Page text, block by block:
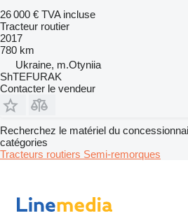
26 000 € TVA incluse
Tracteur routier
2017
780 km
Ukraine, m.Otyniia
ShTEFURAK
Contacter le vendeur
Recherchez le matériel du
catégories
Tracteurs routiers Semi-remorques